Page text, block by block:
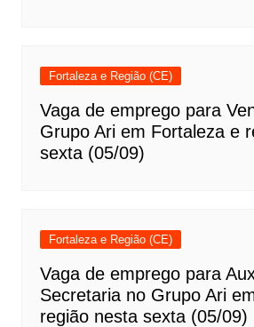
Fortaleza e Região (CE)
Vaga de emprego para
Grupo Ari em Fortaleza e
sexta (05/09)
Fortaleza e Região (CE)
Vaga de emprego para
Secretaria no Grupo Ari
região nesta sexta (05/09)